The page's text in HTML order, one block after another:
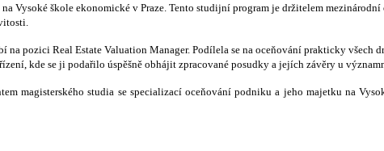
Vysoké škole ekonomické v Praze. Tento studijní program je držitelem
pozici Real Estate Valuation Manager. Podílela se na oceňování prakticky
kde se ji podařilo úspěšně obhájit zpracované posudky a jejích závěry u
magisterského studia se specializací oceňování podniku a jeho majetku na